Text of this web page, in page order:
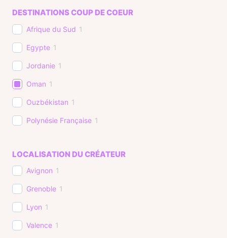
DESTINATIONS COUP DE COEUR
Afrique du Sud 1
Egypte 1
Jordanie 1
Oman 1
Ouzbékistan 1
Polynésie Française 1
LOCALISATION DU CRÉATEUR
Avignon 1
Grenoble 1
Lyon 1
Valence 1